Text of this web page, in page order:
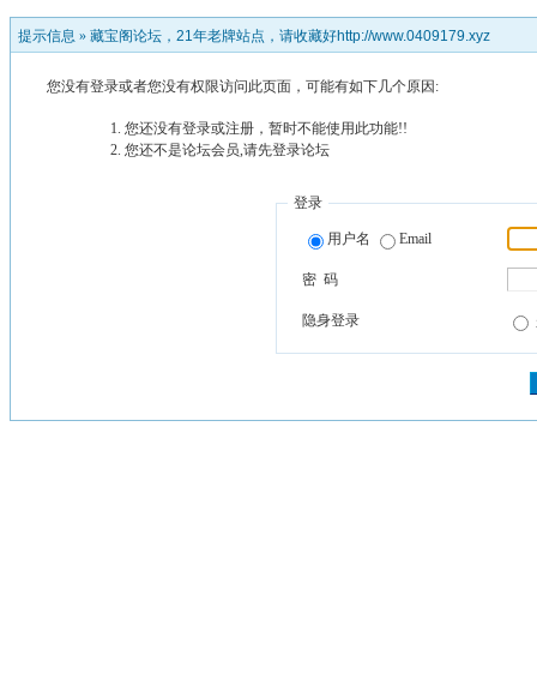
提示信息 » 藏宝阁论坛，21年老牌站点，请收藏好http://www.0409179.xyz
您没有登录或者您没有权限访问此页面，可能有如下几个原因:
您还没有登录或注册，暂时不能使用此功能!!
您还不是论坛会员,请先登录论坛
登录
用户名 Email
密 码
隐身登录